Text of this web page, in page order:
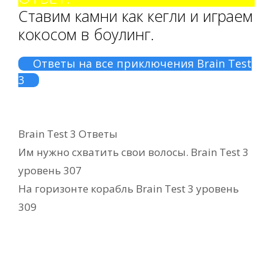
Ставим камни как кегли и играем
кокосом в боулинг.
Ответы на все приключения Brain Test
3
Рубрики
Brain Test 3 Ответы
Им нужно схватить свои волосы. Brain Test 3
уровень 307
На горизонте корабль Brain Test 3 уровень
309